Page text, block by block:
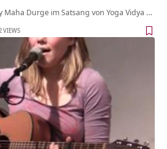
Maha Durge im Satsang von Yoga Vidya …
VIEWS